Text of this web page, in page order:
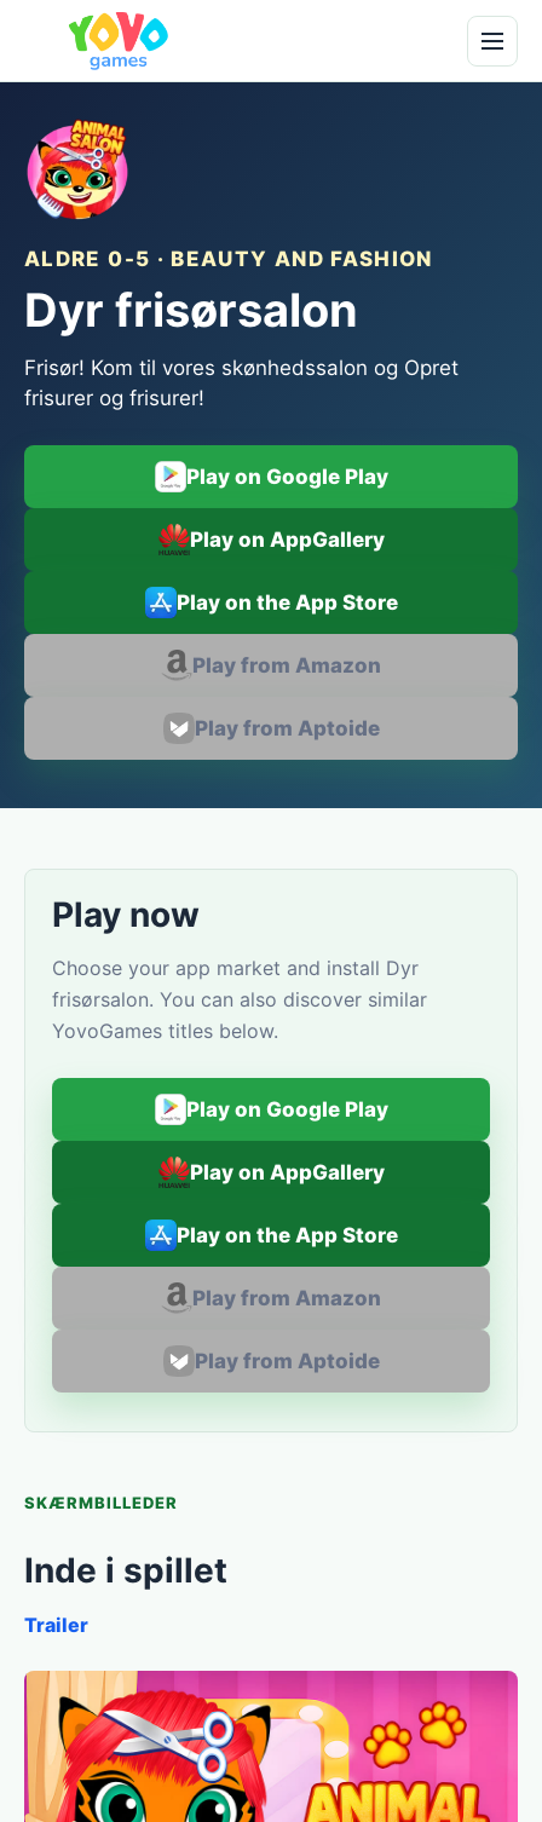
ALDRE 0-5 · BEAUTY AND FASHION
Dyr frisørsalon
Frisør! Kom til vores skønhedssalon og Opret
frisurer og frisurer!
Play on Google Play
Play on AppGallery
Play on the App Store
Play from Amazon
Play from Aptoide
Play now
Choose your app market and install Dyr
frisørsalon. You can also discover similar
YovoGames titles below.
Play on Google Play
Play on AppGallery
Play on the App Store
Play from Amazon
Play from Aptoide
SKÆRMBILLEDER
Inde i spillet
Trailer